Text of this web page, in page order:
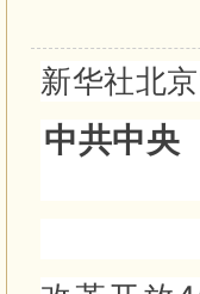
新华社北
中共中央